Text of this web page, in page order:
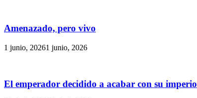
Amenazado, pero vivo
1 junio, 20261 junio, 2026
El emperador decidido a acabar con su imperio